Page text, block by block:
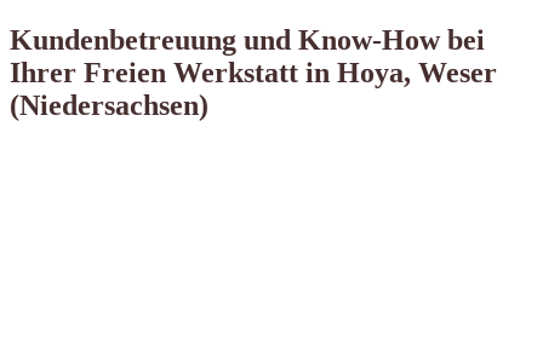
Kundenbetreuung und Know-How bei
Ihrer Freien Werkstatt in Hoya, Weser
(Niedersachsen)